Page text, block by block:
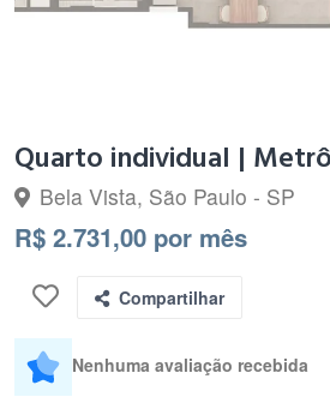
Quarto individual |
Bela Vista, São Paulo - SP
R$ 2.731,00 por mês
Compartilhar
Nenhuma avaliação recebida